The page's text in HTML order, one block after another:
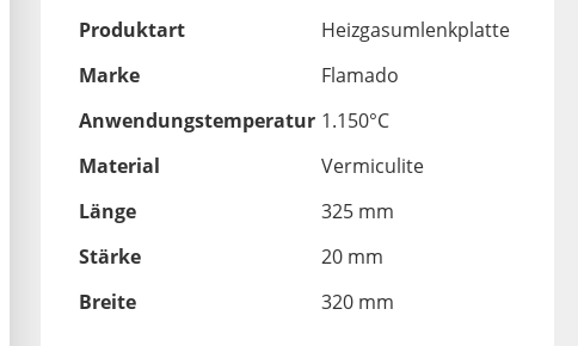
Produktart
Heizgasumlenkplatte
Marke
Flamado
Anwendungstemperatur 1.150°C
Material
Vermiculite
Länge
325 mm
Stärke
20 mm
Breite
320 mm